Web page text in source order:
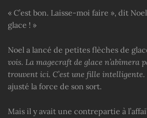
« C’est bon. Laisse-moi faire », dit
glace ! »
Noel a lancé de petites flèches de
vois. La magecraft de glace n’abîmera
trouvent ici. C’est une fille intelligente.
ajusté la force de son sort.
Mais il y avait une contrepartie à